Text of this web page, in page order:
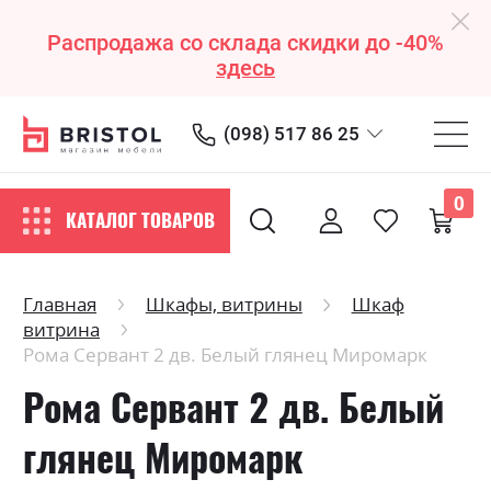
Распродажа со склада скидки до -40%
здесь
(098) 517 86 25
КАТАЛОГ ТОВАРОВ
0
Главная Шкафы, витрины
Шкаф
витрина
Рома Сервант 2 дв. Белый глянец Миромарк
Рома Сервант 2 дв. Белый
глянец Миромарк